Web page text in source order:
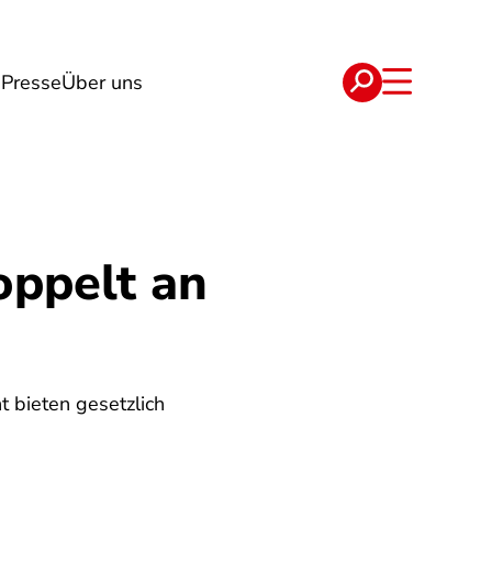
PresseÜber uns
Verträge
an
bieten gesetzlich